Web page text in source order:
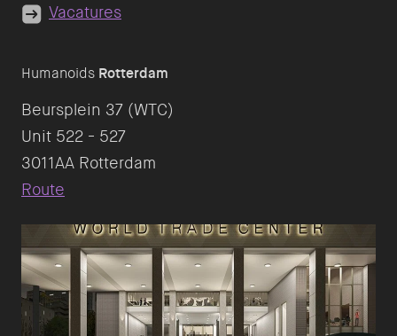
Humanoids Rotterdam
Beursplein 37 (WTC)
Unit 522 - 527
Route
Vacatures